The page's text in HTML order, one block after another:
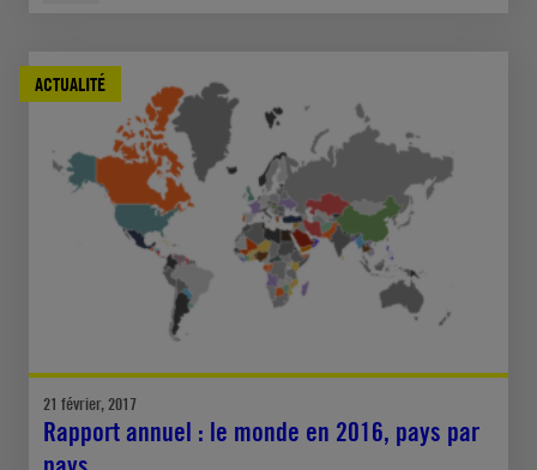
ACTUALITÉ
21 février, 2017
Rapport annuel : le monde en 2016, pays par